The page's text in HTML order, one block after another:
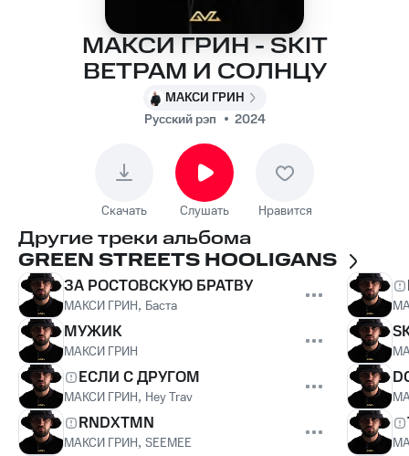
МАКСИ ГРИН - SKIT
ВЕТРАМ И СОЛНЦУ
МАКСИ ГРИН
Русский рэп
2024
Скачать Слушать Нравится
Другие треки альбома
GREEN STREETS HOOLIGANS
ЗА РОСТОВСКУЮ БРАТВУ
МАКСИ ГРИН, Баста
МУЖИК
МАКСИ ГРИН
ЕСЛИ С ДРУГОМ
МАКСИ ГРИН, Hey Trav
RNDХTMN
МАКСИ ГРИН, SEEMEE